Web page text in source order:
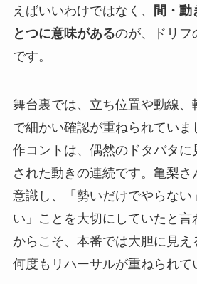
えばいいわけではなく、
間・動
とつに意味があるのが、ドリフ
です。
舞台裏では、立ち位置や動線、
で細かい確認が重ねられていま
作コントは、偶然のドタバタに
された動きの連続です。亀梨さ
意識し、「勢いだけでやらない
い」ことを大切にしていたと言
からこそ、本番では大胆に見え
何度もリハーサルが重ねられて